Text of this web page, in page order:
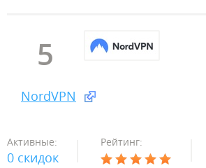
5
NordVPN
Активные:
0 скидок
Рейтинг: